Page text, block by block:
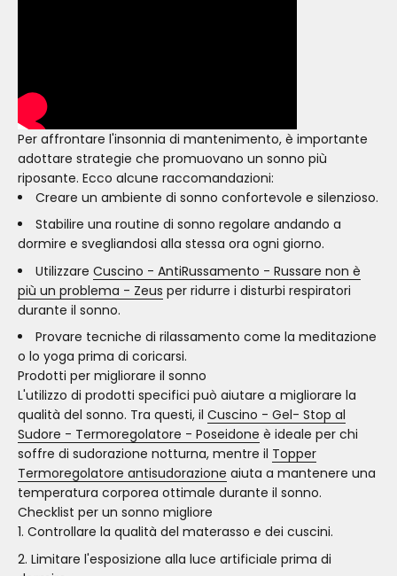
Per affrontare l'insonnia di mantenimento, è importante
adottare strategie che promuovano un sonno più
riposante. Ecco alcune raccomandazioni:
Creare un ambiente di sonno confortevole e silenzioso.
Stabilire una routine di sonno regolare andando a
dormire e svegliandosi alla stessa ora ogni giorno.
Utilizzare Cuscino - AntiRussamento - Russare non è
più un problema - Zeus per ridurre i disturbi respiratori
durante il sonno.
Provare tecniche di rilassamento come la meditazione
o lo yoga prima di coricarsi.
Prodotti per migliorare il sonno
L'utilizzo di prodotti specifici può aiutare a migliorare la
qualità del sonno. Tra questi, il Cuscino - Gel- Stop al
Sudore - Termoregolatore - Poseidone è ideale per chi
soffre di sudorazione notturna, mentre il Topper
Termoregolatore antisudorazione aiuta a mantenere una
temperatura corporea ottimale durante il sonno.
Checklist per un sonno migliore
Controllare la qualità del materasso e dei cuscini.
Limitare l'esposizione alla luce artificiale prima di